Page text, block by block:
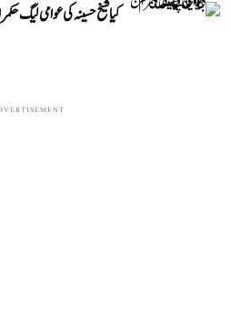
کیا شیخ حسینہ کی عوامی لیگ